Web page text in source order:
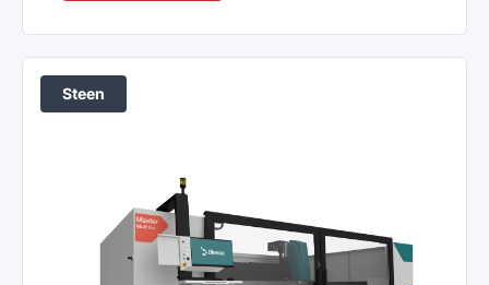
Steen